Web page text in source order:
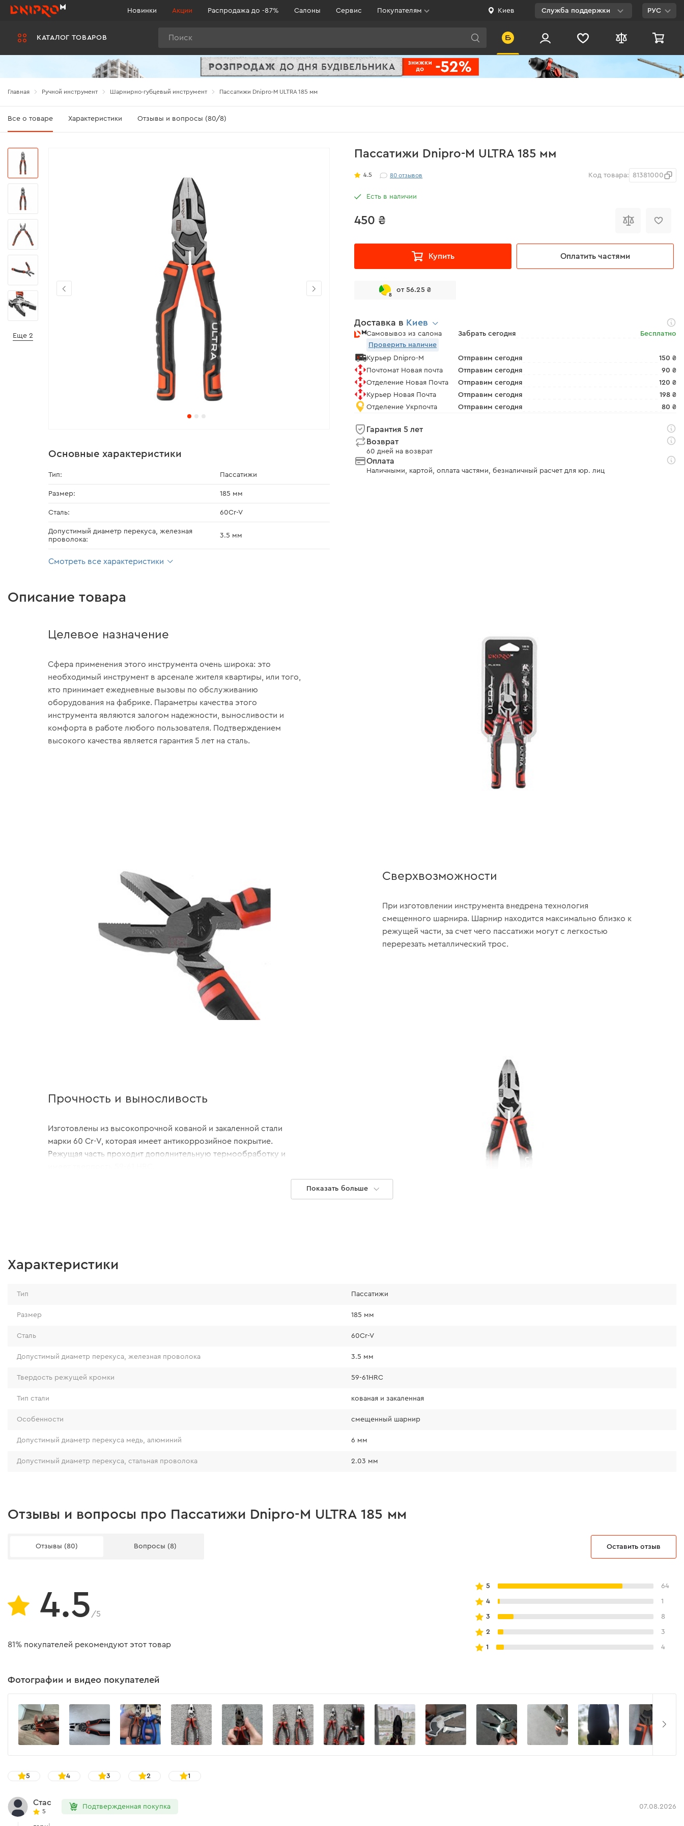
КАТАЛОГ ТОВАРОВ
Новинки Акции Распродажа до -87% Салоны Сервис Покупателям Киев Служба поддержки РУС
Главная Ручной инструмент Шарнирно-губцевый инструмент Пассатижи Dnipro-M ULTRA 185 мм
Все о товаре Характеристики Отзывы и вопросы (80/8)
Пассатижи Dnipro-M ULTRA 185 мм
4.5 80отзывов Код товара: 81381000
Есть в наличии
450 ₴
Купить Оплатить частями
8
от 56.25 ₴
Доставка в Киев
Самовывоз из салона Забрать сегодня
Бесплатно
Проверить наличие
Курьер Dnipro-M
Отправим сегодня
150 ₴
Почтомат Новая почта
Отправим сегодня
90 ₴
Отделение Новая Почта
Отправим сегодня
120 ₴
Курьер Новая Почта
Отправим сегодня
198 ₴
Отделение Укрпочта
Отправим сегодня 80 ₴
Гарантия 5 лет
Возврат
60 дней на возврат
Оплата
Наличными, картой, оплата частями, безналичный расчет для юр. лиц
Еще 2
Основные характеристики
Тип: Пассатижи
Размер: 185 мм
Сталь: 60Cr-V
Допустимый диаметр перекуса, железная
проволока:
3.5 мм
Смотреть все характеристики
Описание товара
Целевое назначение
Сфера применения этого инструмента очень широка: это
необходимый инструмент в арсенале жителя квартиры, или того,
кто принимает ежедневные вызовы по обслуживанию
оборудования на фабрике. Параметры качества этого
инструмента являются залогом надежности, выносливости и
комфорта в работе любого пользователя. Подтверждением
высокого качества является гарантия 5 лет на сталь.
Сверхвозможности
При изготовлении инструмента внедрена технология
смещенного шарнира. Шарнир находится максимально близко к
режущей части, за счет чего пассатижи могут с легкостью
перерезать металлический трос.
Прочность и выносливость
Изготовлены из высокопрочной кованой и закаленной стали
марки 60 Cr-V, которая имеет антикоррозийное покрытие.
Режущая часть проходит дополнительную термообработку и
Показать больше
Характеристики
Тип Пассатижи
Размер 185 мм
Сталь 60Cr-V
Допустимый диаметр перекуса, железная проволока 3.5 мм
Твердость режущей кромки 59-61HRC
Тип стали кованая и закаленная
Особенности смещенный шарнир
Допустимый диаметр перекуса медь, алюминий 6 мм
Допустимый диаметр перекуса, стальная проволока 2.03 мм
Отзывы и вопросы про Пассатижи Dnipro-M ULTRA 185 мм
Отзывы (80) Вопросы (8) Оставить отзыв
4.5 /5
81% покупателей рекомендуют этот товар
5 64
4 1
3 8
2 3
1 4
Фотографии и видео покупателей
5 4 3 2 1
Стас
5
Подтвержденная покупка 07.08.2026